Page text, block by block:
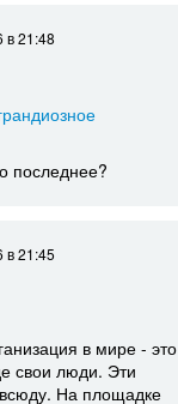
в 21:48
последнее?
в 21:45
в мире - это
свои люди. Эти
На площадке